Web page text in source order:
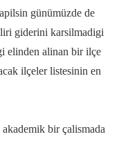
günümüzde de
giderini karsilmadigi
elinden alinan bir ilçe
ilçeler listesinin en
bir çalismada